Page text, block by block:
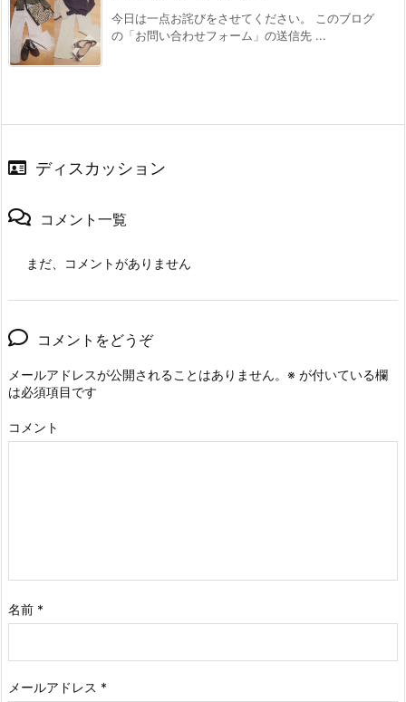
今日は一点お詫びをさせてください。 このブログ
の「お問い合わせフォーム」の送信先 ...
ディスカッション
コメント一覧
まだ、コメントがありません
コメントをどうぞ
メールアドレスが公開されることはありません。 ※ が付いている欄
は必須項目です
コメント
名前 *
メールアドレス *